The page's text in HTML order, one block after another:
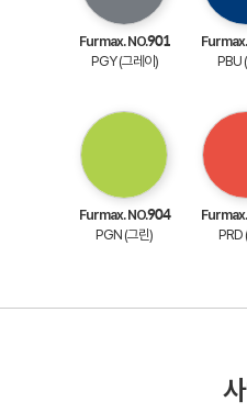
Furmax. NO.901
PGY (그레이)
PBU
Furmax. NO.904
PGN (그린)
PRD